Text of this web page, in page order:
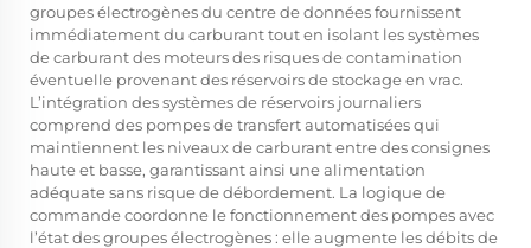
groupes électrogènes du centre de données fournissent
immédiatement du carburant tout en isolant les systèmes
de carburant des moteurs des risques de contamination
éventuelle provenant des réservoirs de stockage en vrac.
L’intégration des systèmes de réservoirs journaliers
comprend des pompes de transfert automatisées qui
maintiennent les niveaux de carburant entre des consignes
haute et basse, garantissant ainsi une alimentation
adéquate sans risque de débordement. La logique de
commande coordonne le fonctionnement des pompes avec
l’état des groupes électrogènes : elle augmente les débits de